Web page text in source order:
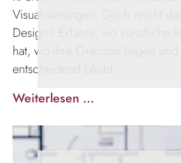
Visualisierungen. Doch reicht
Design? Erfahre, wo künstliche
hat, wo ihre Grenzen liegen
entscheidend bleibt.
Weiterlesen …
Interior
Designer